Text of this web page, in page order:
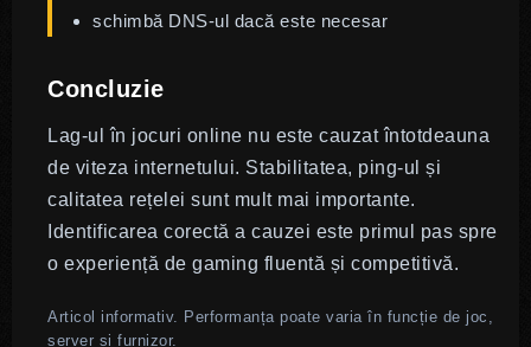
schimbă DNS-ul dacă este necesar
Concluzie
Lag-ul în jocuri online nu este cauzat întotdeauna
de viteza internetului. Stabilitatea, ping-ul și
calitatea rețelei sunt mult mai importante.
Identificarea corectă a cauzei este primul pas spre
o experiență de gaming fluentă și competitivă.
Articol informativ. Performanța poate varia în funcție de joc,
server și furnizor.